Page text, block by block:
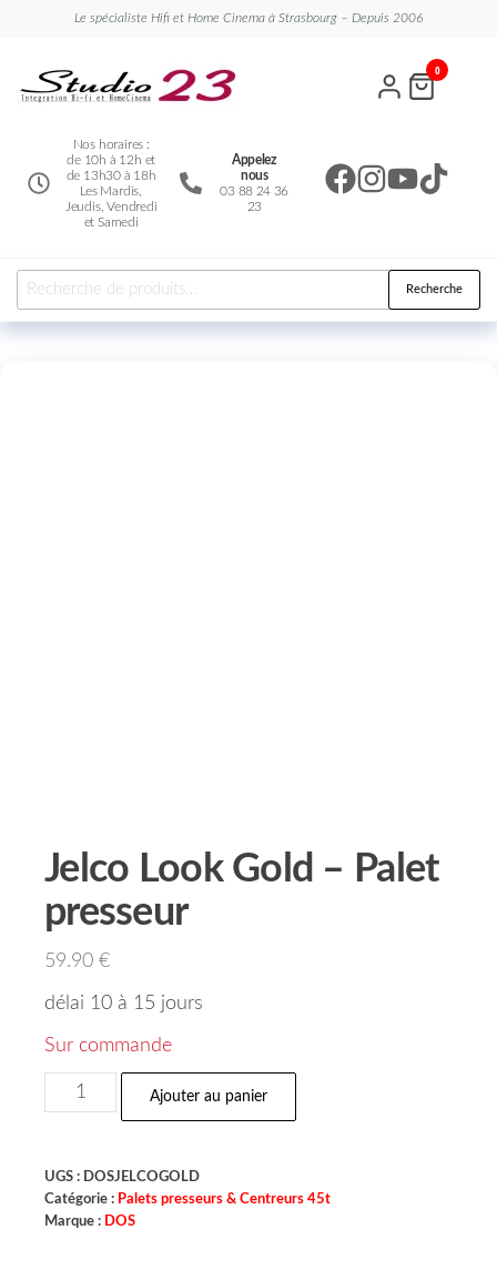
Le spécialiste Hifi et Home Cinema à Strasbourg – Depuis 2006
Nos horaires :
de 10h à 12h et
de 13h30 à 18h
Les Mardis,
Jeudis, Vendredi
et Samedi
Appelez
nous
03 88 24 36
23
0
Recherche
Jelco Look Gold – Palet
presseur
59.90 €
délai 10 à 15 jours
Sur commande
Ajouter au panier
UGS : DOSJELCOGOLD
Catégorie : Palets presseurs & Centreurs 45t
Marque : DOS